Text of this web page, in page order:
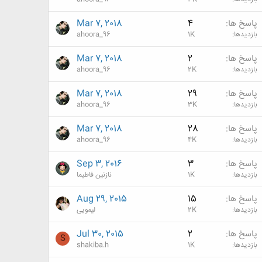
پاسخ ها 4
بازدیدها 1K
Mar 7, 2018
ahoora_96
پاسخ ها 2
بازدیدها 2K
Mar 7, 2018
ahoora_96
پاسخ ها 29
بازدیدها 3K
Mar 7, 2018
ahoora_96
پاسخ ها 28
بازدیدها 4K
Mar 7, 2018
ahoora_96
پاسخ ها 3
بازدیدها 1K
Sep 3, 2016
نازنین فاطیما
پاسخ ها 15
بازدیدها 2K
Aug 29, 2015
لیمویی
پاسخ ها 2
بازدیدها 1K
Jul 30, 2015
shakiba.h
S